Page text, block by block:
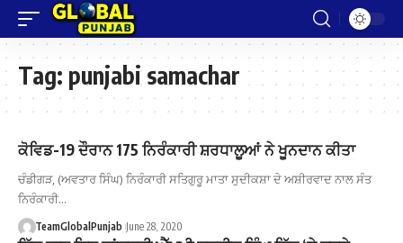
Tag: punjabi samachar
ਕੋਵਿਡ-19 ਦੌਰਾਨ 175 ਨਿਰੰਕਾਰੀ ਸ਼ਰਧਾਲੂਆਂ ਨੇ ਖੂਨਦਾਨ ਕੀਤਾ
ਚੰਡੀਗੜ, (ਅਵਤਾਰ ਸਿੰਘ) ਨਿਰੰਕਾਰੀ ਸਤਿਗੁਰੂ ਮਾਤਾ ਸੁਦੀਕਸ਼ਾ ਦੇ ਅਸ਼ੀਰਵਾਦ ਨਾਲ ਸੰਤ
ਨਿਰੰਕਾਰੀ…
TeamGlobalPunjab June 28, 2020